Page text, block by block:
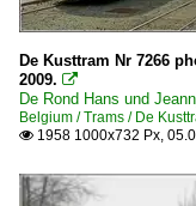
De Kusttram Nr 7266
2009. 
De Rond Hans und
Belgium / Trams / De
 1958 1000x732 Px,